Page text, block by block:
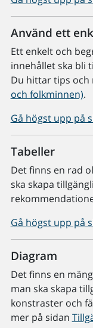
Använd ett
Ett enkelt och
innehållet ska bli
Du hittar tips och
och folkminnen).
Gå högst upp på
Tabeller
Det finns en rad
ska skapa
Gå högst upp på
Diagram
Det finns en
man ska skapa
konstraster och
mer på sidan